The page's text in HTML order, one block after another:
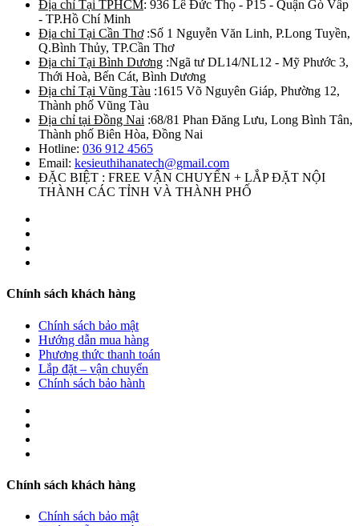
Địa chỉ Tại TPHCM: 936 Lê Đức Thọ - P15 - Quận Gò Vấp
- TP.Hồ Chí Minh
Địa chỉ Tại Cần Thơ:Số 1 Nguyễn Văn Linh, P.Long Tuyền,
Q.Bình Thủy, TP.Cần Thơ
Địa chỉ Tại Bình Dương :Ngã tư DL14/NL12 - Mỹ Phước 3,
Thới Hoà, Bến Cát, Bình Dương
Địa chỉ Tại Vũng Tàu :1615 Võ Nguyên Giáp, Phường 12,
Thành phố Vũng Tàu
Địa chỉ tại Đồng Nai :68/81 Phan Đăng Lưu, Long Bình Tân,
Thành phố Biên Hòa, Đồng Nai
Hotline: 036 912 4565
Email: kesieuthihanatech@gmail.com
ĐẶC BIỆT : FREE VẬN CHUYỂN + LẮP ĐẶT NỘI
THÀNH CÁC TỈNH VÀ THÀNH PHỐ
Chính sách khách hàng
Chính sách bảo mật
Hướng dẫn mua hàng
Phương thức thanh toán
Lắp đặt – vận chuyển
Chính sách bảo hành
Chính sách khách hàng
Chính sách bảo mật